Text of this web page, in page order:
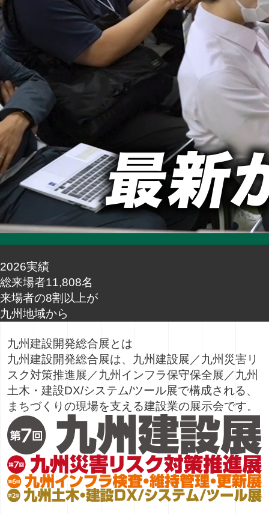
2026実績
総来場者11,808名
来場者の8割以上が
九州地域から
九州建設開発総合展とは
九州建設開発総合展は、九州建設展／九州災害リ
スク対策推進展／九州インフラ保守保全展／九州
土木・建設DX/システム/ツール展で構成される、
まちづくりの現場を支える建設業の展示会です。